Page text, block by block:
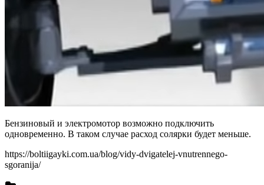
Бензиновый и электромотор возможно подключить
одновременно. В таком случае расход солярки будет меньше.
https://boltiigayki.com.ua/blog/vidy-dvigatelej-vnutrennego-
sgoranija/